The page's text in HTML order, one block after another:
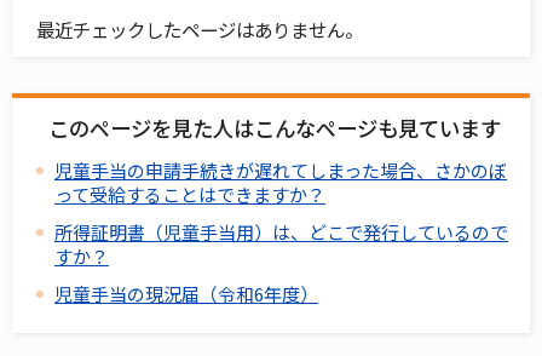
最近チェックしたページはありません。
このページを見た人はこんなページも見ています
児童手当の申請手続きが遅れてしまった場合、さかのぼ
って受給することはできますか？
所得証明書（児童手当用）は、どこで発行しているので
すか？
児童手当の現況届（令和6年度）